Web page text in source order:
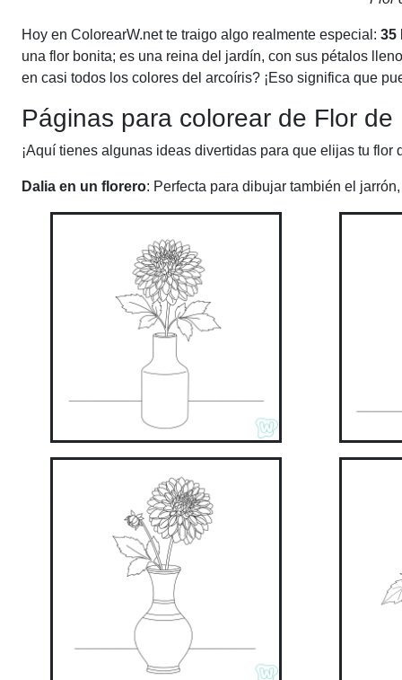
Hoy en ColorearW.net te traigo algo realmente especial: 35
una flor bonita; es una reina del jardín, con sus pétalos
en casi todos los colores del arcoíris? ¡Eso significa que
Páginas para colorear de Flor de
¡Aquí tienes algunas ideas divertidas para que elijas tu flor
Dalia en un florero: Perfecta para dibujar también el